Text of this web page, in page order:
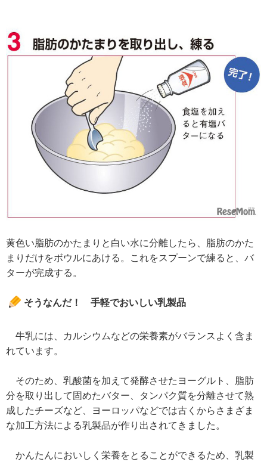
黄色い脂肪のかたまりと白い水に分離したら、脂肪のかた
まりだけをボウルにあける。これをスプーンで練ると、バ
ターが完成する。
そうなんだ！ 手軽でおいしい乳製品
牛乳には、カルシウムなどの栄養素がバランスよく含ま
れています。
そのため、乳酸菌を加えて発酵させたヨーグルト、脂肪
分を取り出して固めたバター、タンパク質を分離させて熟
成したチーズなど、ヨーロッパなどでは古くからさまざま
な加工方法による乳製品が作り出されてきました。
かんたんにおいしく栄養をとることができるため、乳製